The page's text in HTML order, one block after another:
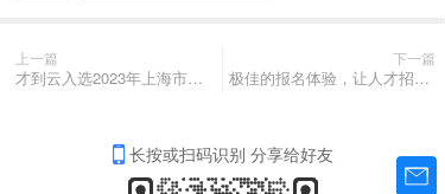
上一篇
才到云入选2023年上海市徐汇区“锚点计划”成员单位
下一篇
极佳的报名体验，让人才招聘精准高效！
长按或扫码识别 分享给好友